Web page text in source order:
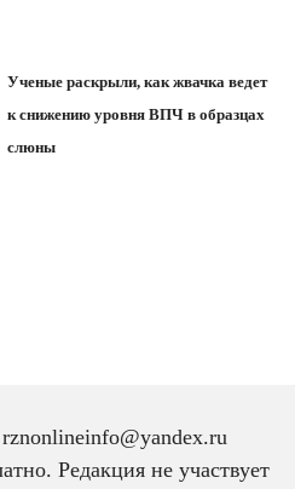
Ученые раскрыли, как жвачка ведет
к снижению уровня ВПЧ в образцах
слюны
Редакция не участвует